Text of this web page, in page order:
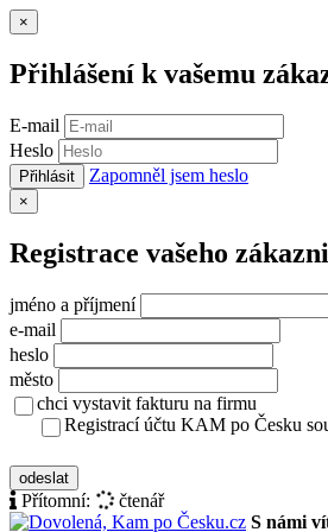
×
Přihlášení k vašemu
E-mail
Heslo
Přihlásit Zapomněl jsem heslo
×
Registrace vašeho
jméno a příjmení
e-mail
heslo
město
chci vystavit fakturu na firmu
Registrací účtu KAM po Česku
odeslat
Přítomní:
čtenář
S námi